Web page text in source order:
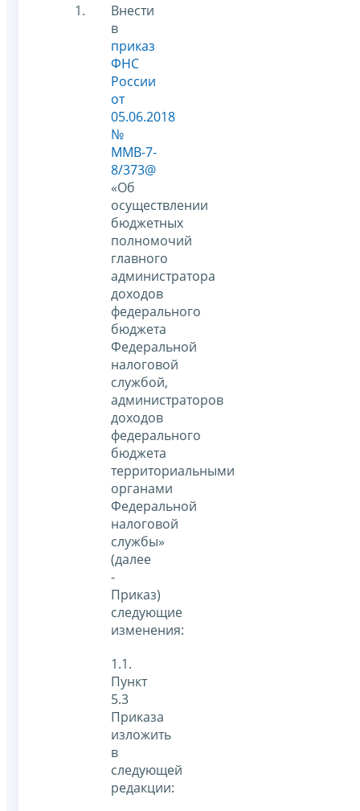
Внести
в
приказ
ФНС
России
от
05.06.2018
№
ММВ-7-
8/373@
«Об
осуществлении
бюджетных
полномочий
главного
администратора
доходов
федерального
бюджета
Федеральной
налоговой
службой,
администраторов
доходов
федерального
бюджета
территориальными
органами
Федеральной
налоговой
службы»
(далее
-
Приказ)
следующие
изменения:
1.1.
Пункт
5.3
Приказа
изложить
в
следующей
редакции: